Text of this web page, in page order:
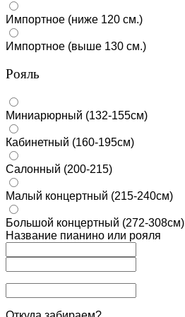
Импортное (ниже 120 см.)
Импортное (выше 130 см.)
Рояль
Миниарюрный (132-155см)
Кабинетный (160-195см)
Салонный (200-215)
Малый концертный (215-240см)
Большой концертный (272-308см)
Название пианино или рояля